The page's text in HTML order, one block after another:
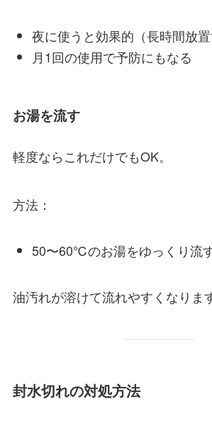
夜に使うと効果的（長時間放置
月1回の使用で予防にもなる
お湯を流す
軽度ならこれだけでもOK。
方法：
50〜60℃のお湯をゆっくり流
油汚れが溶けて流れやすくなりま
封水切れの対処方法